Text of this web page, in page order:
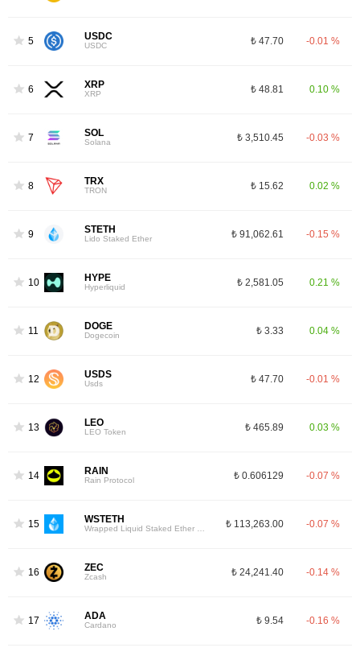
5 USDC
USDC ₺ 47.70 -0.01 %
6 XRP
XRP ₺ 48.81 0.10 %
7 SOL
Solana ₺ 3,510.45 -0.03 %
8 TRX
TRON ₺ 15.62 0.02 %
9 STETH
Lido Staked Ether ₺ 91,062.61 -0.15 %
10 HYPE
Hyperliquid ₺ 2,581.05 0.21 %
11 DOGE
Dogecoin ₺ 3.33 0.04 %
12 USDS
Usds ₺ 47.70 -0.01 %
13 LEO
LEO Token ₺ 465.89 0.03 %
14 RAIN
Rain Protocol ₺ 0.606129 -0.07 %
15 WSTETH ₺ 113,263.00 -0.07 %
16 ZEC
Zcash ₺ 24,241.40 -0.14 %
17 ADA
Cardano ₺ 9.54 -0.16 %